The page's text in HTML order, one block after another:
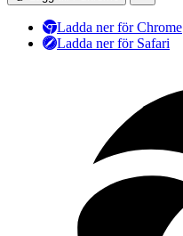
Ladda ner för Chrome
Ladda ner för Safari